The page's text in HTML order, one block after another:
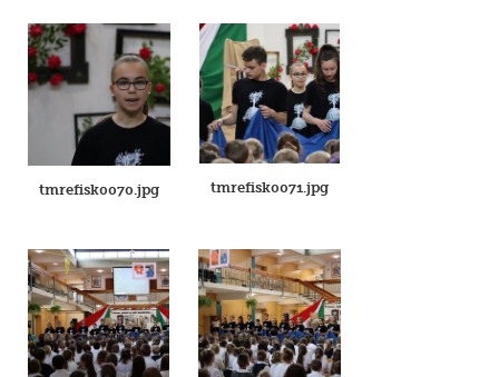
tmrefisk0070.jpg tmrefisk0071.jpg